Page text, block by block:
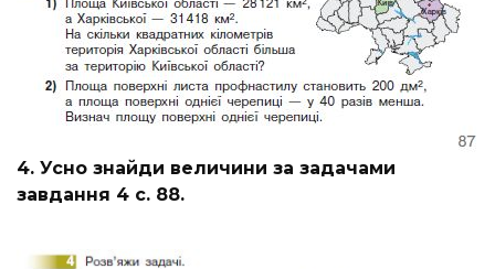
4. Усно знайди величини за задачами
завдання 4 с. 88.